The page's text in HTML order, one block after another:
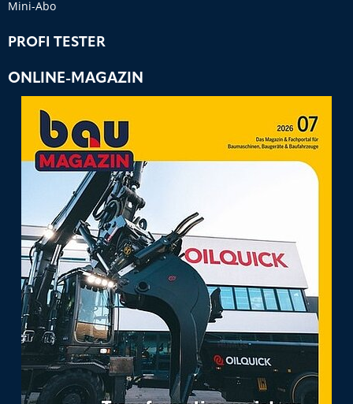
Mini-Abo
PROFI TESTER
ONLINE-MAGAZIN